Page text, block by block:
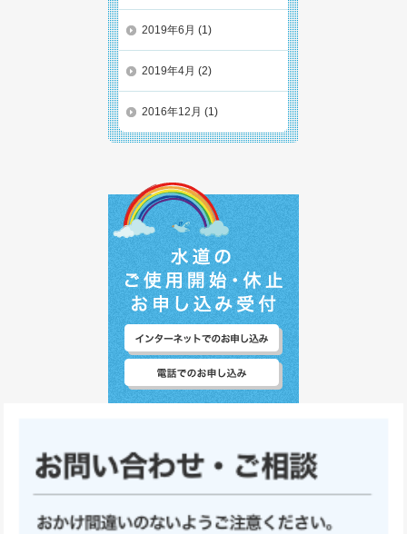
2019年6月 (1)
2019年4月 (2)
2016年12月 (1)